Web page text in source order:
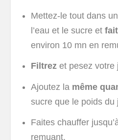
Mettez-le tout dans
l’eau et le sucre et
environ 10 mn en
Filtrezet pesez votre
Ajoutez la même
sucre que le poids du
Faites chauffer
remuant.